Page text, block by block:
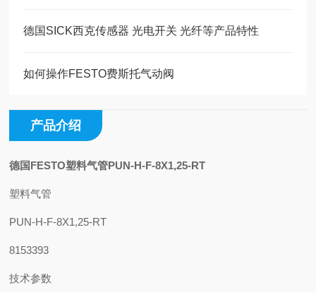
德国SICK西克传感器 光电开关 光纤等产品特性
如何操作FESTO费斯托气动阀
产品介绍
德国FESTO塑料气管PUN-H-F-8X1,25-RT
塑料气管
PUN-H-F-8X1,25-RT
8153393
技术参数